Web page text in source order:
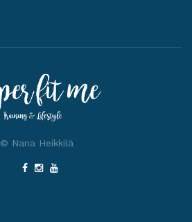
© Nana Heikkilä